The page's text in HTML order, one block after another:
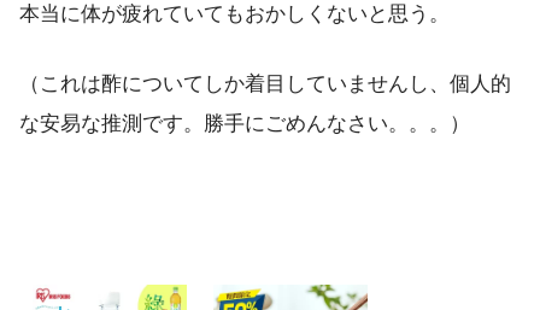
本当に体が疲れていてもおかしくないと思う。
（これは酢についてしか着目していませんし、個人的
な安易な推測です。勝手にごめんなさい。。。）